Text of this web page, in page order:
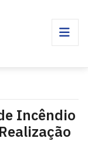
Incêndio